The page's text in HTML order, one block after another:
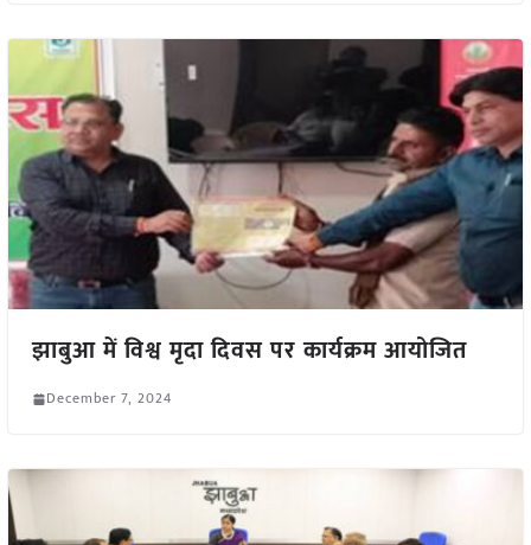
झाबुआ में विश्व मृदा दिवस पर कार्यक्रम आयोजित
December 7, 2024